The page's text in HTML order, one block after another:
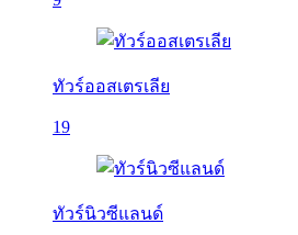
ทัวร์ออสเตรเลีย
19
ทัวร์นิวซีแลนด์